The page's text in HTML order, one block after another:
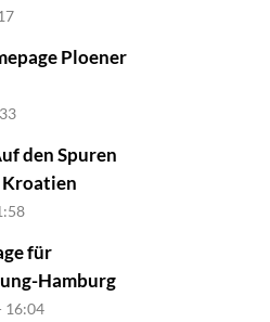
Ploener
den Spuren
für
Hamburg
16:04